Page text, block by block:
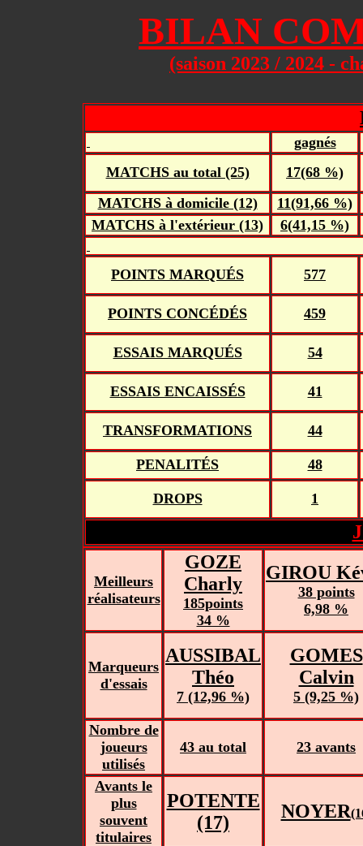
BILAN
(saison 2023 / 2024 -
gagnés
MATCHS au total (25)
17(68 %)
MATCHS à domicile (12)
11(91,66 %)
MATCHS à l'extérieur (13)
6(41,15 %)
POINTS MARQUÉS 577
POINTS CONCÉDÉS 459
ESSAIS MARQUÉS 54
ESSAIS ENCAISSÉS 41
TRANSFORMATIONS 44
PENALITÉS 48
DROPS 1
Meilleurs
réalisateurs
GOZE
Charly
185points
34 %
GIROU
38 points
6,98 %
Marqueurs
d'essais
AUSSIBAL
Théo
7 (12,96 %)
GOMES
Calvin
5 (9,25 %)
Nombre de
joueurs
utilisés
43 au total 23 avants
Avants le
plus
souvent
titulaires
POTENTE
(17)
NOYER